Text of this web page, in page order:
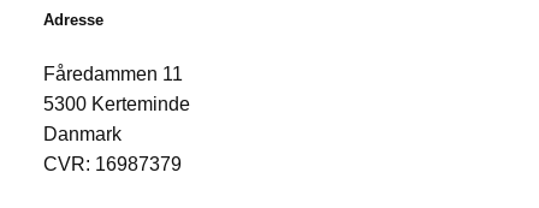
Adresse
Fåredammen 11
5300 Kerteminde
Danmark
CVR: 16987379